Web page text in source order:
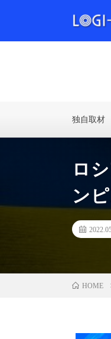
独自取材
ロ
ン
HOME